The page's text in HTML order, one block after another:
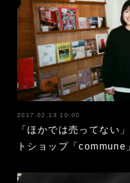
2017.02.13 10:00
「ほかでは売ってない
トショップ「commune